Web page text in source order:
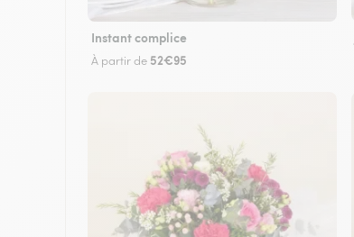
Instant complice
À partir de 52€95